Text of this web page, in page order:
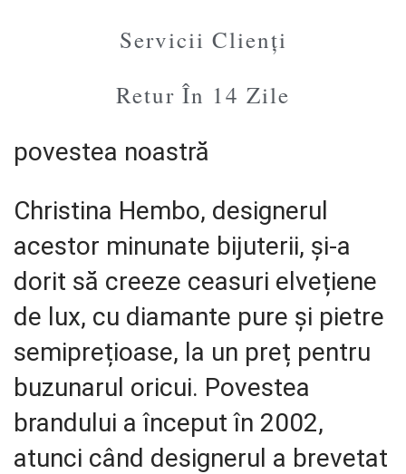
Servicii Clienți
Retur În 14 Zile
povestea noastră
Christina Hembo, designerul
acestor minunate bijuterii, şi-a
dorit să creeze ceasuri elvețiene
de lux, cu diamante pure și pietre
semiprețioase, la un preț pentru
buzunarul oricui. Povestea
brandului a început în 2002,
atunci când designerul a brevetat